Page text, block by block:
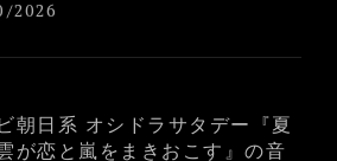
2026
朝日系 オシドラサタデー『夏
が恋と嵐をまきおこす』の音